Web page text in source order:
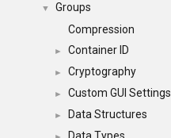
▼
Groups
Compression
► Container ID
► Cryptography
► Custom GUI Settings
► Data Structures